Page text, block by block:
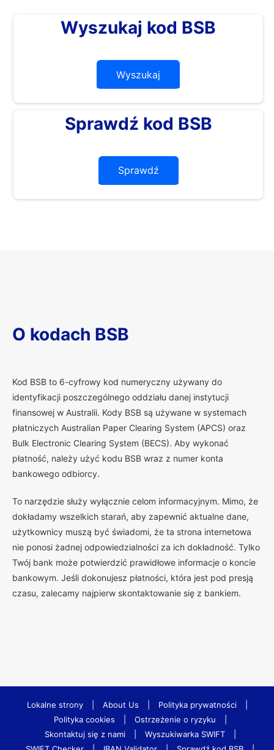
Wyszukaj kod BSB
Wyszukaj
Sprawdź kod BSB
Sprawdź
O kodach BSB
Kod BSB to 6-cyfrowy kod numeryczny używany do
identyfikacji poszczególnego oddziału danej instytucji
finansowej w Australii. Kody BSB są używane w systemach
płatniczych Australian Paper Clearing System (APCS) oraz
Bulk Electronic Clearing System (BECS). Aby wykonać
płatność, należy użyć kodu BSB wraz z numer konta
bankowego odbiorcy.
To narzędzie służy wyłącznie celom informacyjnym. Mimo, że
dokładamy wszelkich starań, aby zapewnić aktualne dane,
użytkownicy muszą być świadomi, że ta strona internetowa
nie ponosi żadnej odpowiedzialności za ich dokładność. Tylko
Twój bank może potwierdzić prawidłowe informacje o koncie
bankowym. Jeśli dokonujesz płatności, która jest pod presją
czasu, zalecamy najpierw skontaktowanie się z bankiem.
Lokalne strony About Us Polityka prywatności
Polityka cookies
Ostrzeżenie o ryzyku
Skontaktuj się z nami
Wyszukiwarka SWIFT